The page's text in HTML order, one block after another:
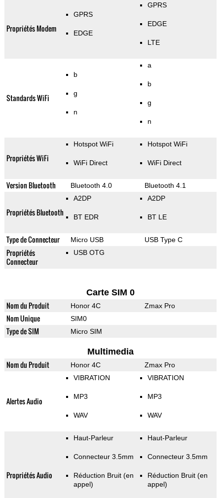
Propriétés Modem
GPRS
EDGE
GPRS
EDGE
LTE
Standards WiFi
b
g
n
a
b
g
n
Propriétés WiFi
Hotspot WiFi
WiFi Direct
Hotspot WiFi
WiFi Direct
Version Bluetooth Bluetooth 4.0 Bluetooth 4.1
Propriétés Bluetooth
A2DP
BT EDR
A2DP
BT LE
Type de Connecteur Micro USB USB Type C
Propriétés
Connecteur
USB OTG
Carte SIM 0
Nom du Produit Honor 4C Zmax Pro
Nom Unique SIM0
Type de SIM Micro SIM
Multimedia
Nom du Produit Honor 4C Zmax Pro
Alertes Audio
VIBRATION
MP3
WAV
VIBRATION
MP3
WAV
Propriétés Audio
Haut-Parleur
Connecteur 3.5mm
Réduction Bruit (en
appel)
Haut-Parleur
Connecteur 3.5mm
Réduction Bruit (en
appel)